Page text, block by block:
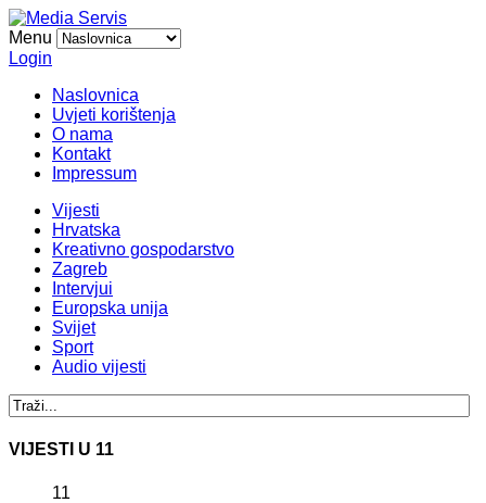
Menu
Login
Naslovnica
Uvjeti korištenja
O nama
Kontakt
Impressum
Vijesti
Hrvatska
Kreativno gospodarstvo
Zagreb
Intervjui
Europska unija
Svijet
Sport
Audio vijesti
VIJESTI U 11
11